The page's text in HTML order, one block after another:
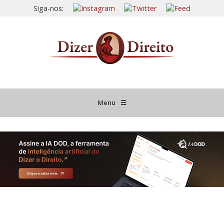
Siga-nos:
Menu ☰
JURISPRUDÊNCIA COMENTADA
INFORMATIVOS COMENTADOS